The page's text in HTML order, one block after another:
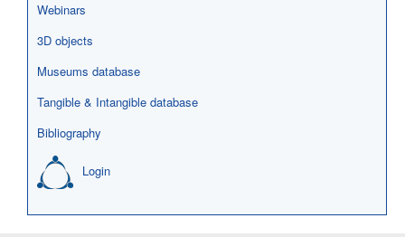
Webinars
3D objects
Museums database
Tangible & Intangible database
Bibliography
Login